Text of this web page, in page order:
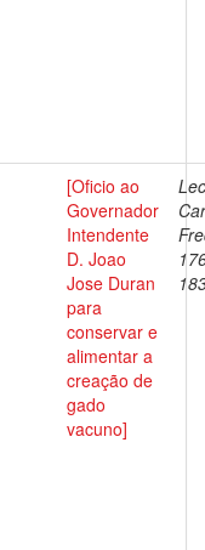
[Oficio ao
Governador
Intendente
D. Joao
Jose Duran
para
conservar e
alimentar a
creação de
gado
vacuno]